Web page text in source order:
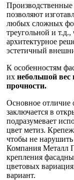
позволяют
любых сложных
треугольной и т.д.,
архитектурное
эстетичный
К особенностям
их небольшой вес
прочности.
Основное отличие
заключается в
подразумевает
цвет метиз.
чтобы не
Компания Металл
крепления
цветовых
вариант.